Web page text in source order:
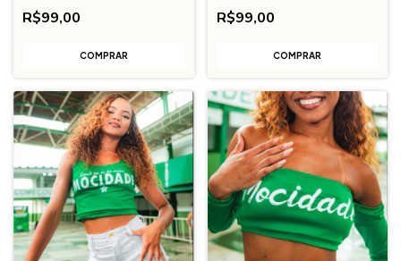
R$99,00
COMPRAR
R$99,00
COMPRAR